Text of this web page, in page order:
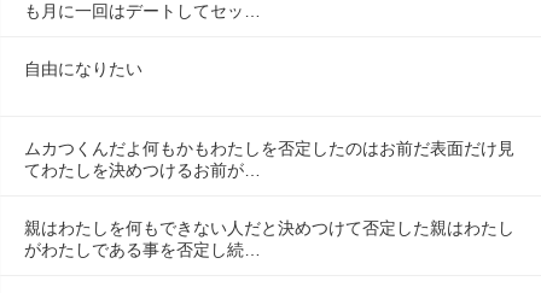
も月に一回はデートしてセッ…
自由になりたい
ムカつくんだよ何もかもわたしを否定したのはお前だ表面だけ見
てわたしを決めつけるお前が…
親はわたしを何もできない人だと決めつけて否定した親はわたし
がわたしである事を否定し続…